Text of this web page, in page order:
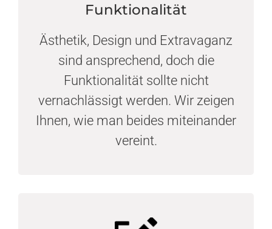
Funktionalität
Ästhetik, Design und Extravaganz
sind ansprechend, doch die
Funktionalität sollte nicht
vernachlässigt werden. Wir zeigen
Ihnen, wie man beides miteinander
vereint.